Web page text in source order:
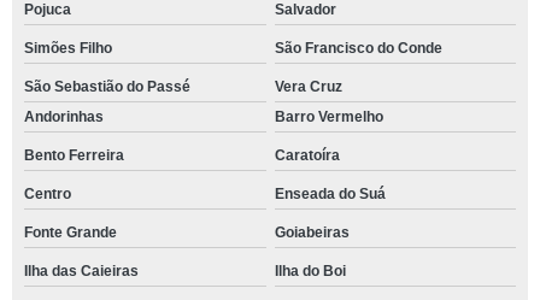
Pojuca Salvador
Simões Filho São Francisco do Conde
São Sebastião do Passé
Vera Cruz
Andorinhas
Barro Vermelho
Bento Ferreira Caratoíra
Centro Enseada do Suá
Fonte Grande Goiabeiras
Ilha das Caieiras Ilha do Boi